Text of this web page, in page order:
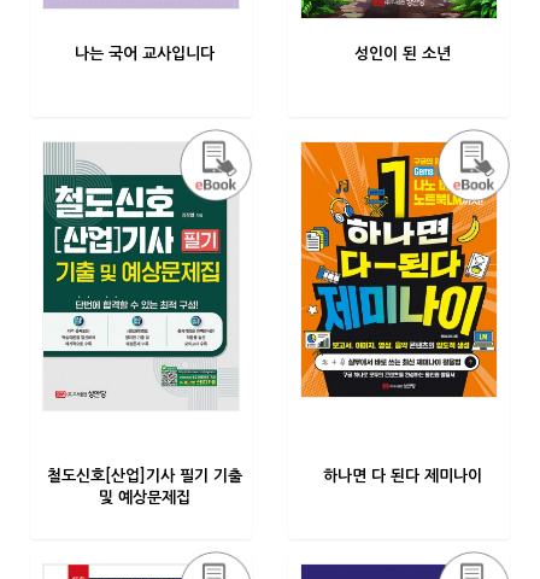
나는 국어 교사입니다 성인이 된 소년
철도신호[산업]기사 필기 기출
및 예상문제집
하나면 다 된다 제미나이